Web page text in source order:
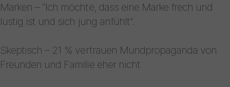
Marken – “Ich möchte, dass eine Marke frech und
lustig ist und sich jung anfühlt”.
Skeptisch – 21 % vertrauen Mundpropaganda von
Freunden und Familie eher nicht